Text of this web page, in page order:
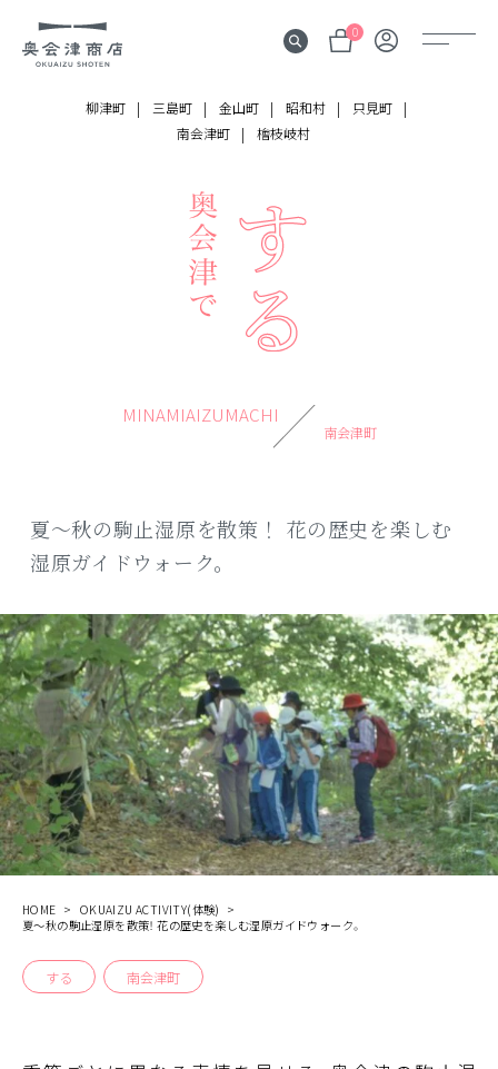
0
伝言板
する
検索
ABOUT
相談窓口
アクセス
お問い合わせ
柳津町 三島町 金山町 昭和村
只見町
南会津町
檜枝岐村
MINAMIAIZUMACHI
南会津町
夏〜秋の駒止湿原を散策！ 花の歴史を楽しむ
湿原ガイドウォーク。
HOME
OKUAIZU ACTIVITY(体験)
夏〜秋の駒止湿原を散策！ 花の歴史を楽しむ湿原ガイドウォーク。
する 南会津町